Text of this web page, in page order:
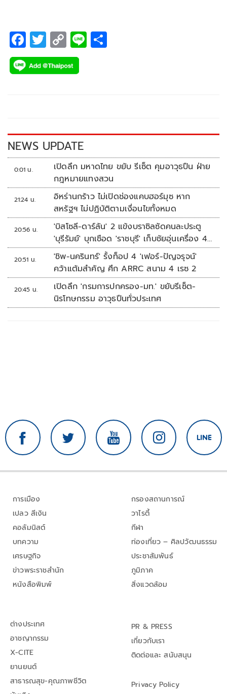
F
ac
e
k
T
wi
tt
C
o
p
k
Li
NEWS UPDATE
0:01 น.
เปิดลึก มหาดไทย ขยับ รีเซ็ต คุมอาวุธปืน ฝ่าย
กฎหมายแทงสวน
21:24 น.
อิหร่านกร้าว ไม่เปิดช่องแคบฮอร์มุซ หาก
สหรัฐฯ ไม่ปฏิบัติตามเงื่อนไขทั้งหมด
20:56 น.
'บิสโซลี-ดาร์ลัน' 2 แข้งบราซิลซัดคนละประตู
'บุรีรัมย์' บุกเชือด 'ราชบุรี' เก็บชัยอุ่นเครื่อง 4
นัดรวด
20:51 น.
'ชิพ-นครินทร์' รั้งท็อป 4 'เฟอร์-ปัญจรุจน์'
คว้าแต้มสำคัญ ศึก ARRC สนาม 4 เรซ 2
20:45 น.
เปิดลึก 'กรมการปกครอง-มท.' ขยับรีเซ็ต-
นิรโทษกรรม อาวุธปืนทั่วประเทศ
การเมือง
เปลว สีเงิน
คอลัมนิสต์
บทความ
เศรษฐกิจ
ข่าวพระราชสำนัก
หนังสือพิมพ์
กรองสถานการณ์
วาไรตี้
กีฬา
ท่องเที่ยว – ศิลปวัฒนธรรม
ประชาสัมพันธ์
ภูมิภาค
สิ่งแวดล้อม
ต่างประเทศ
อาชญากรรม
X-CITE
ยานยนต์
สาธารณสุข-คุณภาพชีวิต
PR & PRESS
เกี่ยวกับเรา
ติดต่อและ สนับสนุน
Privacy Policy